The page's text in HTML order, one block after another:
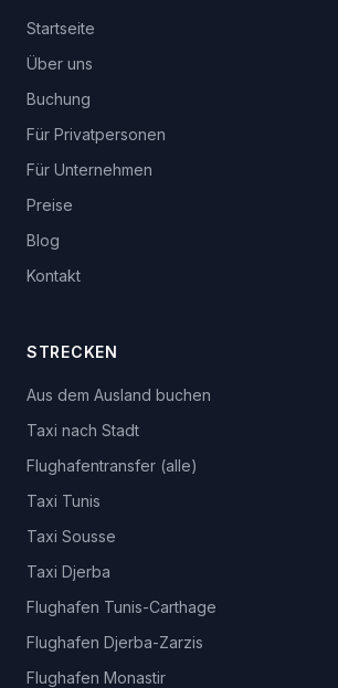
Startseite
Über uns
Buchung
Für Privatpersonen
Für Unternehmen
Preise
Blog
Kontakt
STRECKEN
Aus dem Ausland buchen
Taxi nach Stadt
Flughafentransfer (alle)
Taxi Tunis
Taxi Sousse
Taxi Djerba
Flughafen Tunis-Carthage
Flughafen Djerba-Zarzis
Flughafen Monastir